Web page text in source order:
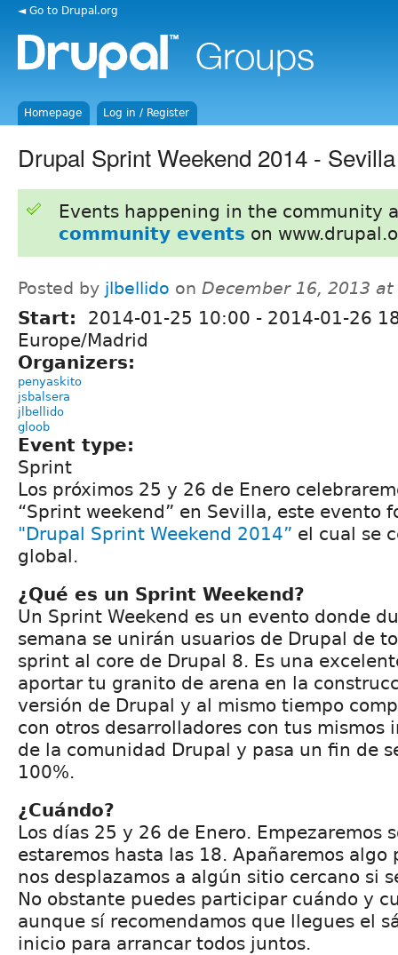
◄ Go to Drupal.org
Homepage Log in / Register
Drupal Sprint Weekend 2014 - Sevilla
Events happening in the community
community events on
Posted by jlbellido on December 16, 2013 at
Start: 2014-01-25 10:00 - 2014-01-26
Europe/Madrid
Organizers:
penyaskito
jsbalsera
jlbellido
gloob
Event type:
Sprint
Los próximos 25 y 26 de Enero
“Sprint weekend” en Sevilla, este evento
"Drupal Sprint Weekend 2014” el cual se
global.
¿Qué es un Sprint Weekend?
Un Sprint Weekend es un evento donde
semana se unirán usuarios de Drupal de
sprint al core de Drupal 8. Es una
aportar tu granito de arena en la
versión de Drupal y al mismo tiempo
con otros desarrolladores con tus mismos
de la comunidad Drupal y pasa un fin de
100%.
¿Cuándo?
Los días 25 y 26 de Enero. Empezaremos
estaremos hasta las 18. Apañaremos algo
nos desplazamos a algún sitio cercano si
No obstante puedes participar cuándo y
aunque sí recomendamos que llegues el
inicio para arrancar todos juntos.